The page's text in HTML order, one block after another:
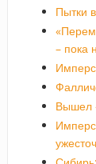
Пытки
– пока
Вышел